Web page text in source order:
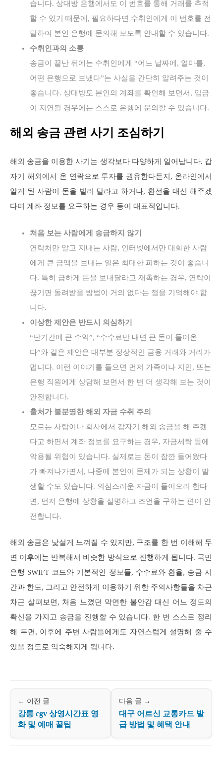
습니다. 상대방 은행에서도 이 번호를 통해 거래를 추적
할 수 있기 때문에, 필요하다면 수취인에게 이 번호를 전
달하여 본인 은행에 문의해 보도록 안내할 수 있습니다.
수취인과의 소통
송금이 끝난 뒤에는 수취인에게 “어느 날짜에, 얼마를,
어떤 은행으로 보냈다”는 사실을 간단히 알려주는 것이
좋습니다. 상대방도 본인의 계좌를 확인해 보면서, 입금
이 지연될 경우에는 스스로 은행에 문의할 수 있습니다.
해외 송금 관련 사기 조심하기
해외 송금을 이용한 사기는 생각보다 다양하게 일어납니다. 갑
자기 해외에서 온 연락으로 투자를 권유한다든지, 온라인에서
알게 된 사람이 돈을 빌려 달라고 하거나, 환전을 대신 해주겠
다며 계좌 정보를 요구하는 경우 등이 대표적입니다.
처음 보는 사람에게 송금하지 않기
연락처만 알고 지내는 사람, 인터넷에서만 대화한 사람
에게 큰 금액을 보내는 일은 최대한 피하는 것이 좋습니
다. 특히 급하게 돈을 보내달라고 재촉하는 경우, 연락이
끊기면 돌려받을 방법이 거의 없다는 점을 기억해야 합
니다.
이상한 제안은 반드시 의심하기
“단기간에 큰 수익”, “수수료만 내면 큰 돈이 들어온
다”와 같은 제안은 대부분 정상적인 금융 거래와 거리가
멉니다. 이런 이야기를 들으면 먼저 가족이나 지인, 또는
은행 직원에게 상담해 보면서 한 번 더 생각해 보는 것이
안전합니다.
출처가 불분명한 해외 자금 수취 주의
모르는 사람이나 회사에서 갑자기 해외 송금을 해 주겠
다고 하면서 계좌 정보를 요구하는 경우, 자금세탁 등에
악용될 위험이 있습니다. 실제로는 돈이 잠깐 들어왔다
가 빠져나가면서, 나중에 본인이 문제가 되는 상황이 발
생할 수도 있습니다. 의심스러운 자금이 들어오려 한다
면, 먼저 은행에 상황을 설명하고 조언을 구하는 편이 안
전합니다.
해외 송금은 낯설게 느껴질 수 있지만, 구조를 한 번 이해해 두
면 이후에는 반복해서 비슷한 방식으로 진행하게 됩니다. 국민
은행 SWIFT 코드와 기본적인 정보들, 수수료와 환율, 송금 시
간과 한도, 그리고 안전하게 이용하기 위한 주의사항들을 차근
차근 살펴보면, 처음 느꼈던 막연한 불안감 대신 어느 정도의
확신을 가지고 송금을 진행할 수 있습니다. 한 번 스스로 정리
해 두면, 이후에 주변 사람들에게도 자연스럽게 설명해 줄 수
있을 정도로 익숙해지게 됩니다.
← 이전 글
강릉 cgv 상영시간표 영
화 및 예매 꿀팁
다음 글 →
대구 어르신 교통카드 발
급 방법 및 혜택 안내